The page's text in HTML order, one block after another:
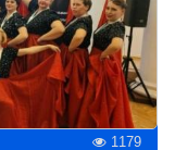
1179